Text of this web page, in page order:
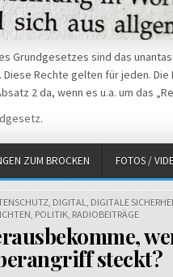
Grundgesetzes sind das
Rechte gelten für jeden.
2 da, wenn es u.a. um das
.
ZUM BROCKEN FOTOS /
DIGITAL DIGITALE
POLITIK RADIOBEITRÄGE
steckt?